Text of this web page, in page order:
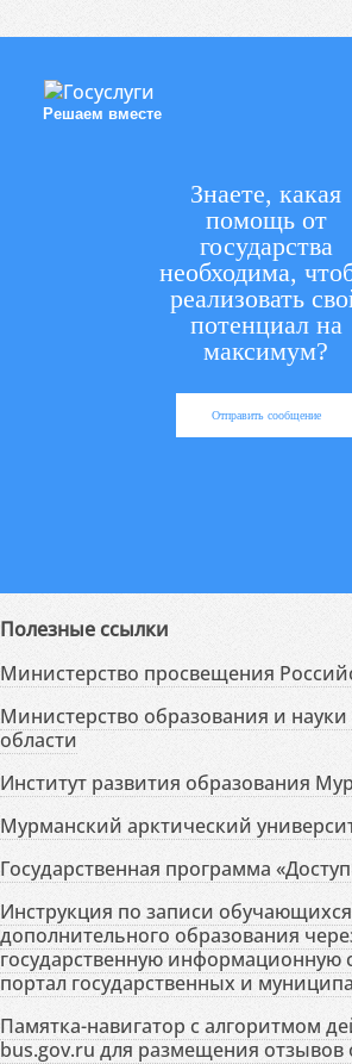
Решаем вместе
Знаете, какая
помощь от
государства
необходима,
реализовать
потенциал на
максимум?
Отправить сообщение
Полезные ссылки
Министерство просвещения
Министерство образования и
области
Институт развития образования
Мурманский арктический
Государственная программа
Инструкция по записи
дополнительного образования
государственную информационную
портал государственных и
Памятка-навигатор с алгоритмом
bus.gov.ru для размещения отзывов